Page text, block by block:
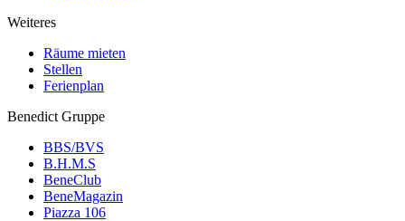
Weiteres
Räume mieten
Stellen
Ferienplan
Benedict Gruppe
BBS/BVS
B.H.M.S
BeneClub
BeneMagazin
Piazza 106